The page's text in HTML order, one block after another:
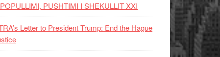
PUSHTIMI I SHEKULLIT XXI
Letter to President Trump: End the Hague